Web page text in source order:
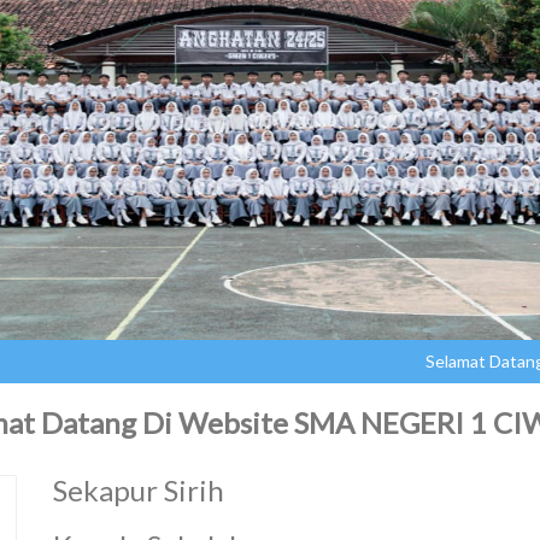
Selamat Datang Di
Datang Di Website SMA NEGERI 1
Sekapur Sirih